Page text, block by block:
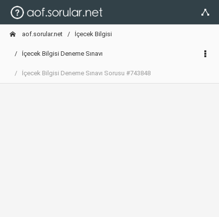
aof.sorular.net İçecek Bilgisi
İçecek Bilgisi Deneme Sınavı
İçecek Bilgisi Deneme Sınavı Sorusu #743848